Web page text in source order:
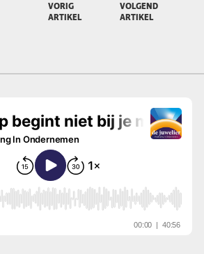
VORIG
ARTIKEL
VOLGEND
ARTIKEL